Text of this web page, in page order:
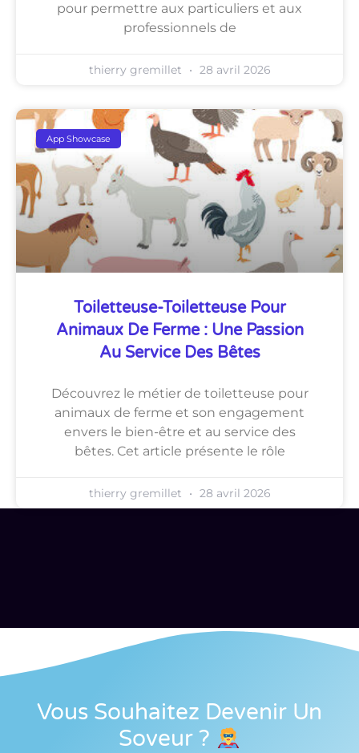
pour permettre aux particuliers et aux
professionnels de
thierry gremillet 28 avril 2026
App Showcase
Toiletteuse-Toiletteuse Pour
Animaux De Ferme : Une Passion
Au Service Des Bêtes
Découvrez le métier de toiletteuse pour
animaux de ferme et son engagement
envers le bien-être et au service des
bêtes. Cet article présente le rôle
thierry gremillet 28 avril 2026
Vous Souhaitez Devenir Un
Soveur ?